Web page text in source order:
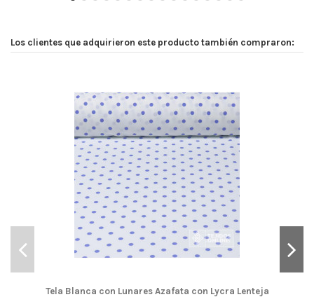
Los clientes que adquirieron este producto también compraron:
Tela Blanca con Lunares Azafata con Lycra Lenteja